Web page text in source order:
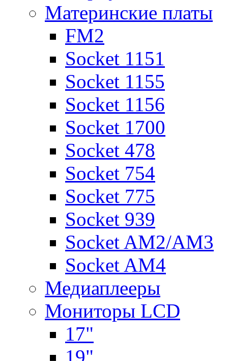
Материнские платы
FM2
Socket 1151
Socket 1155
Socket 1156
Socket 1700
Socket 478
Socket 754
Socket 775
Socket 939
Socket AM2/AM3
Socket AM4
Медиаплееры
Мониторы LCD
17"
19"